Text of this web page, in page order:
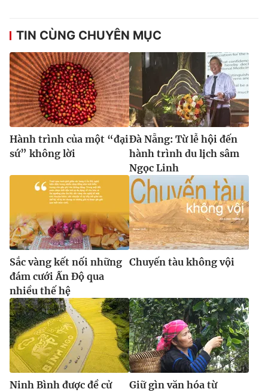
TIN CÙNG CHUYÊN MỤC
Hành trình của một “đại
sứ” không lời
Đà Nẵng: Từ lễ hội đến
hành trình du lịch sâm
Ngọc Linh
Sắc vàng kết nối những
đám cưới Ấn Độ qua
nhiều thế hệ
Chuyến tàu không vội
Ninh Bình được đề cử
Giữ gìn văn hóa từ